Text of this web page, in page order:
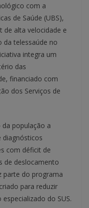
com a
de Saúde (UBS),
de alta velocidade e
da telessaúde no
integra um
das
financiado com
dos Serviços de
população a
diagnósticos
com déficit de
de deslocamento
parte do programa
para reduzir
do SUS.